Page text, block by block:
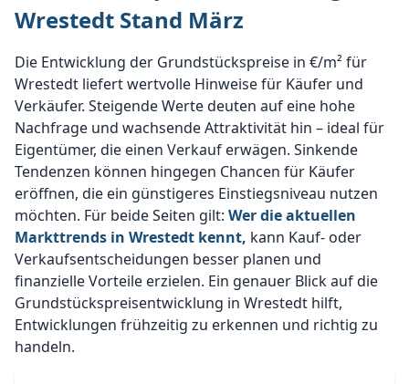
Wrestedt Stand März
Die Entwicklung der Grundstückspreise in €/m² für
Wrestedt liefert wertvolle Hinweise für Käufer und
Verkäufer. Steigende Werte deuten auf eine hohe
Nachfrage und wachsende Attraktivität hin – ideal für
Eigentümer, die einen Verkauf erwägen. Sinkende
Tendenzen können hingegen Chancen für Käufer
eröffnen, die ein günstigeres Einstiegsniveau nutzen
möchten. Für beide Seiten gilt: Wer die aktuellen
Markttrends in Wrestedt kennt, kann Kauf- oder
Verkaufsentscheidungen besser planen und
finanzielle Vorteile erzielen. Ein genauer Blick auf die
Grundstückspreisentwicklung in Wrestedt hilft,
Entwicklungen frühzeitig zu erkennen und richtig zu
handeln.